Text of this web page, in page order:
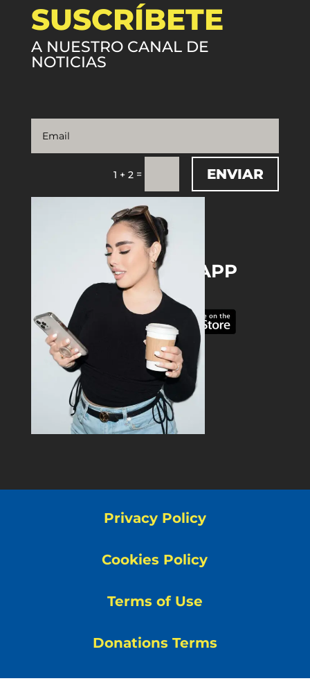
SUSCRÍBETE
A NUESTRO CANAL DE
NOTICIAS
1 + 2 = ENVIAR
DOWNLOAD THE APP
Privacy Policy
Cookies Policy
Terms of Use
Donations Terms